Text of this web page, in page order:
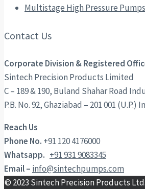
Multistage High Pressure Pumps
Contact Us
Corporate Division & Registered
Sintech Precision Products Limited
C – 189 & 190, Buland Shahar Road
P.B. No. 92, Ghaziabad – 201 001 (U.P.)
Reach Us
Phone No. +91 120 4176000
Whatsapp. +91 931 9083345
Email – info@sintechpumps.com
© 2023 Sintech Precision Products